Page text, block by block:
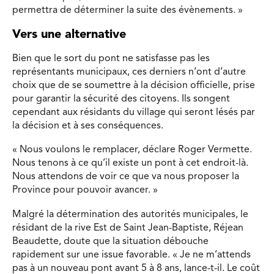
permettra de déterminer la suite des évènements. »
Vers une alternative
Bien que le sort du pont ne satisfasse pas les
représentants municipaux, ces derniers n’ont d’autre
choix que de se soumettre à la décision officielle, prise
pour garantir la sécurité des citoyens. Ils songent
cependant aux résidants du village qui seront lésés par
la décision et à ses conséquences.
« Nous voulons le remplacer, déclare Roger Vermette.
Nous tenons à ce qu’il existe un pont à cet endroit-là.
Nous attendons de voir ce que va nous proposer la
Province pour pouvoir avancer. »
Malgré la détermination des autorités municipales, le
résidant de la rive Est de Saint Jean-Baptiste, Réjean
Beaudette, doute que la situation débouche
rapidement sur une issue favorable. « Je ne m’attends
pas à un nouveau pont avant 5 à 8 ans, lance-t-il. Le coût